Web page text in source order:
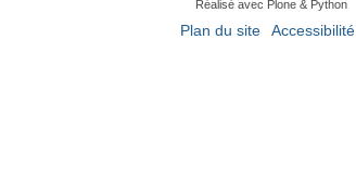
Réalisé avec Plone & Python
Plan du site Accessibilité